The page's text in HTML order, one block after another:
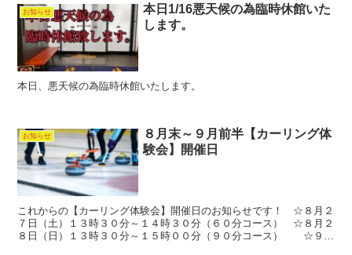
お知らせ
本日1/16悪天候の為臨時休館いた
します。
本日、悪天候の為臨時休館いたします。
お知らせ
８月末～９月前半【カーリング体
験会】開催日
これからの【カーリング体験会】開催日のお知らせです！ ☆８月２
７日（土）１３時３０分～１４時３０分（６０分コース） ☆８月２
８日（日）１３時３０分～１５時００分（９０分コース） ☆９